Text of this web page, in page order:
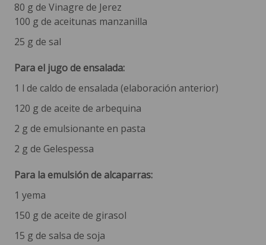
80 g de Vinagre de Jerez
100 g de aceitunas manzanilla
25 g de sal
Para el jugo de ensalada:
1 l de caldo de ensalada (elaboración anterior)
120 g de aceite de arbequina
2 g de emulsionante en pasta
2 g de Gelespessa
Para la emulsión de alcaparras:
1 yema
150 g de aceite de girasol
15 g de salsa de soja